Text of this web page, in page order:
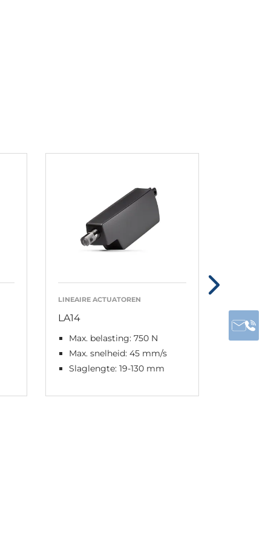
LINEAIRE ACTUATOREN
LA14
Max. belasting: 750 N
Max. snelheid: 45 mm/s
Slaglengte: 19-130 mm
LA23
Max.